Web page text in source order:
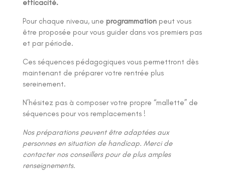
efficacité.
Pour chaque niveau, une programmation peut vous
être proposée pour vous guider dans vos premiers pas
et par période.
Ces séquences pédagogiques vous permettront dès
maintenant de préparer votre rentrée plus
sereinement.
N’hésitez pas à composer votre propre “mallette” de
séquences pour vos remplacements !
Nos préparations peuvent être adaptées aux
personnes en situation de handicap. Merci de
contacter nos conseillers pour de plus amples
renseignements.